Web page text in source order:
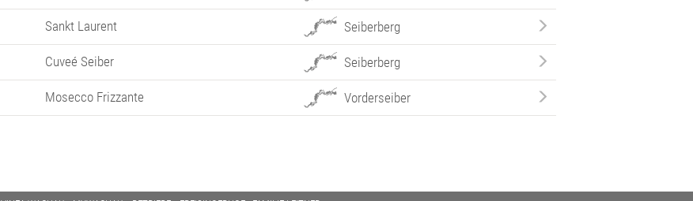
Sankt Laurent Seiberberg
Cuveé Seiber Seiberberg
Mosecco Frizzante Vorderseiber